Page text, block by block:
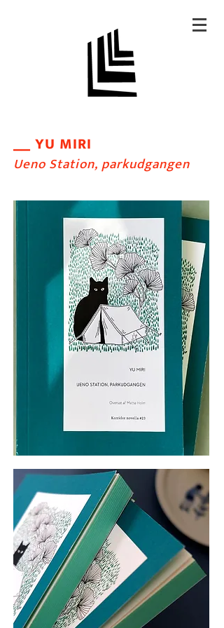
YU MIRI
Ueno Station, parkudgangen